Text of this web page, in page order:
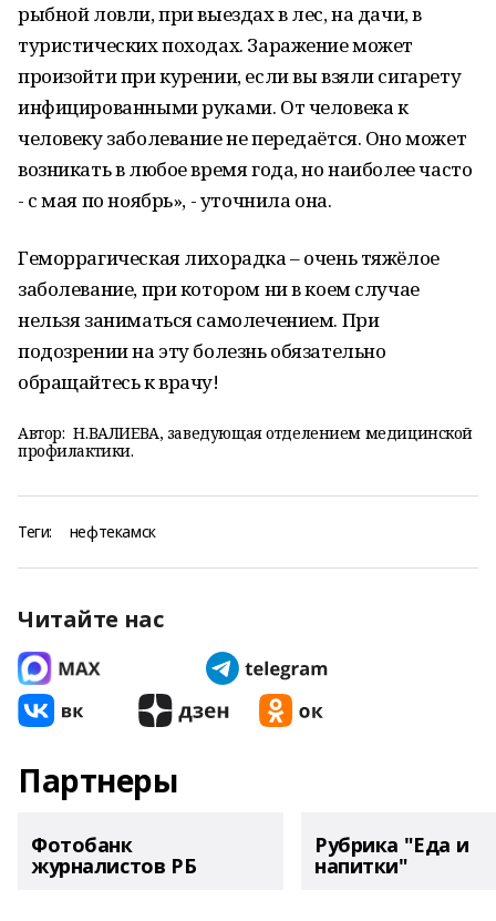
рыбной ловли, при выездах в лес, на дачи, в
туристических походах. Заражение может
произойти при курении, если вы взяли сигарету
инфицированными руками. От человека к
человеку заболевание не передаётся. Оно может
возникать в любое время года, но наиболее часто
- с мая по ноябрь», - уточнила она.
Геморрагическая лихорадка – очень тяжёлое
заболевание, при котором ни в коем случае
нельзя заниматься самолечением. При
подозрении на эту болезнь обязательно
обращайтесь к врачу!
Автор: Н.ВАЛИЕВА, заведующая отделением медицинской
профилактики.
Теги: нефтекамск
Читайте нас
Партнеры
Фотобанк
журналистов РБ
Рубрика "Еда и
напитки"